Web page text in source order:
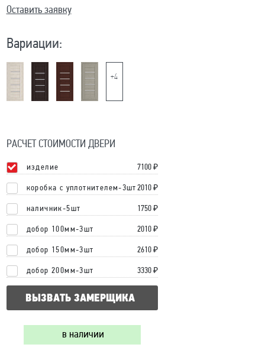
Оставить заявку
Вариации:
+4
РАСЧЕТ СТОИМОСТИ ДВЕРИ
изделие 7100₽
коробка с уплотнителем-3шт 2010 ₽
наличник-5шт 1750 ₽
добор 100мм-3шт 2010 ₽
добор 150мм-3шт 2610 ₽
добор 200мм-3шт 3330 ₽
ВЫЗВАТЬ ЗАМЕРЩИКА
в наличии